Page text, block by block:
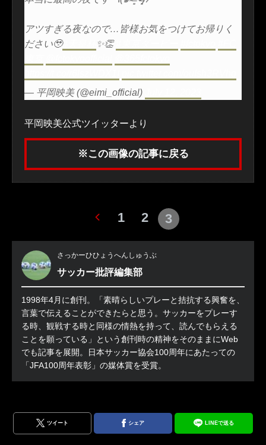
アツすぎる夜なので…皆様お気をつけてお帰りく
ださい🥹#天皇杯 ✨👏
— 平岡映美 (@eimi_official)
平岡映美公式ツイッターより
※この画像の記事に戻る
1 2 3
さっかーひひょうへんしゅうぶ
サッカー批評編集部
1998年4月に創刊。「素晴らしいプレーと拮抗する興奮を、
言葉で伝えることができたらと思う。サッカーをプレーす
る時、観戦する時と同様の情熱を持って、読んでもらえる
ことを願っている」という創刊時の精神をそのままにWeb
でも記事を展開。日本サッカー協会100周年にあたっての
「JFA100周年表彰」の媒体賞を受賞。
ツイート シェア LINEで送る